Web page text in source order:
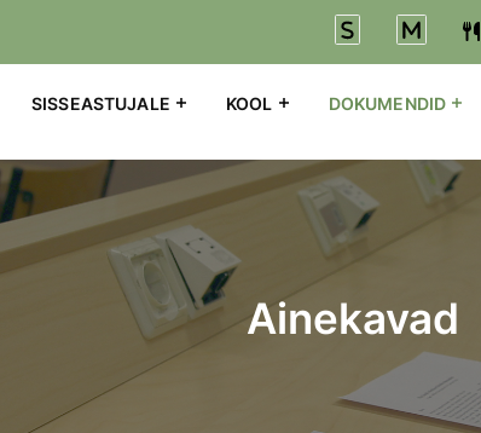
Liigu edasi
SISSEASTUJALE KOOL DOKUMENDID
Ainekavad